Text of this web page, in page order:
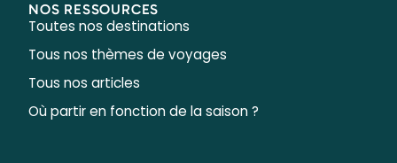
NOS RESSOURCES
Toutes nos destinations
Tous nos thèmes de voyages
Tous nos articles
Où partir en fonction de la saison ?